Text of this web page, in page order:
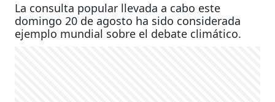
La consulta popular llevada a cabo este
domingo 20 de agosto ha sido considerada
ejemplo mundial sobre el debate climático.